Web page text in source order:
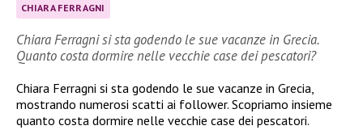
CHIARA FERRAGNI
Chiara Ferragni si sta godendo le sue vacanze in Grecia.
Quanto costa dormire nelle vecchie case dei pescatori?
Chiara Ferragni si sta godendo le sue vacanze in Grecia,
mostrando numerosi scatti ai follower. Scopriamo insieme
quanto costa dormire nelle vecchie case dei pescatori.